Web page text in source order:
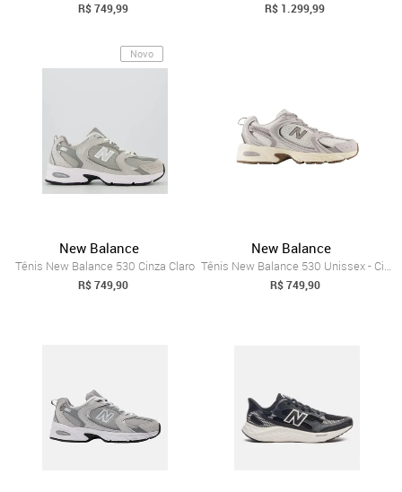
R$ 749,99 R$ 1.299,99
Novo
New Balance
Tênis New Balance 530 Cinza Claro
R$ 749,90
New Balance
Tênis New Balance 530 Unissex - Cinza - ...
R$ 749,90